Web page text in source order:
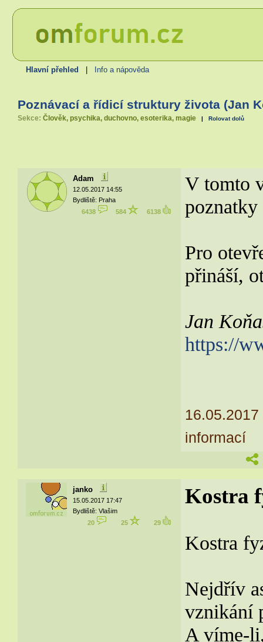
Hlavní přehled Info a nápověda
Poznávací a řídicí struktury života (Jan
Sekce: Člověk, psychika, duchovno, esoterika, magie | Rolovat dolů
Adam
12.05.2017 14:55
Bydliště: Praha
6438
584 6138
V tomto
poznatky
Pro
přináší,
Jan
https://
informací
janko
15.05.2017 17:47
Bydliště: Vlašim
20
25 29
Kostra
Kostra
Nejdřív
vznikání
A víme-